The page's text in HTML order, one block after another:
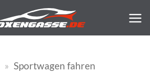
» Sportwagen fahren